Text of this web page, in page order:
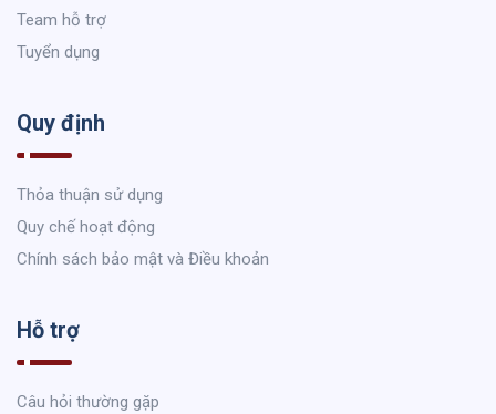
Team hỗ trợ
Tuyển dụng
Quy định
Thỏa thuận sử dụng
Quy chế hoạt động
Chính sách bảo mật và Điều khoản
Hỗ trợ
Câu hỏi thường gặp